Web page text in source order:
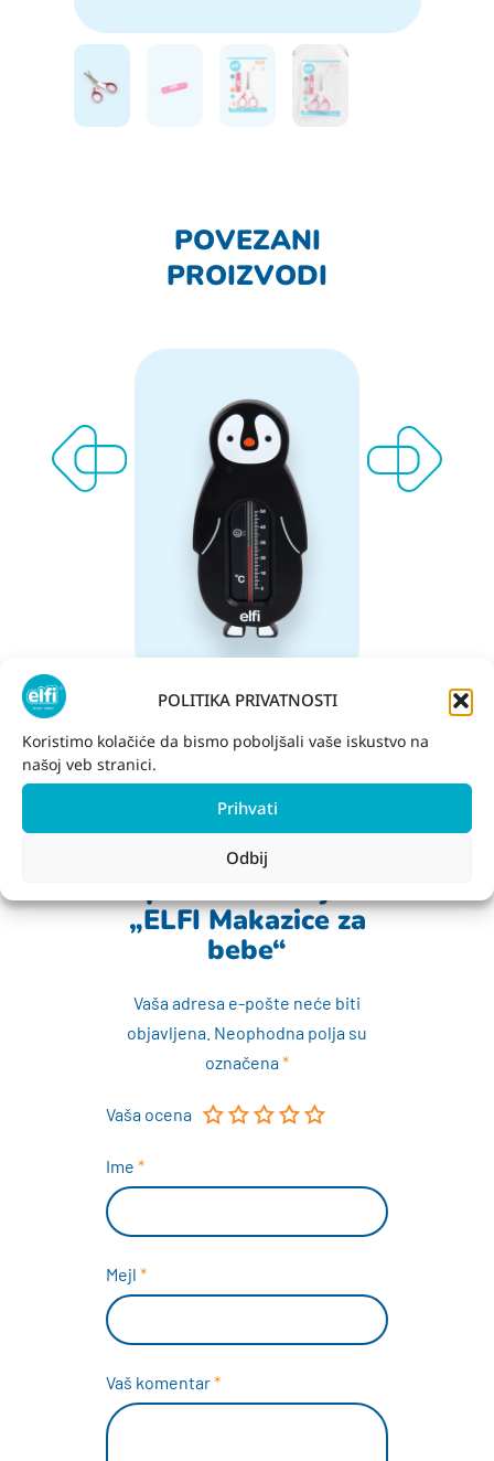
POLITIKA PRIVATNOSTI
Koristimo kolačiće da bismo poboljšali vaše iskustvo na
našoj veb stranici.
Prihvati
Odbij
POVEZANI
PROIZVODI
ELFI Termometar za kupanje,
Pingvin
ELFI
Budite prvi koji će
napisati recenziju za
„ELFI Makazice za
bebe“
Vaša adresa e-pošte neće biti
objavljena. Neophodna polja su
označena*
Vaša ocena
Ime *
Mejl *
Vaš komentar*